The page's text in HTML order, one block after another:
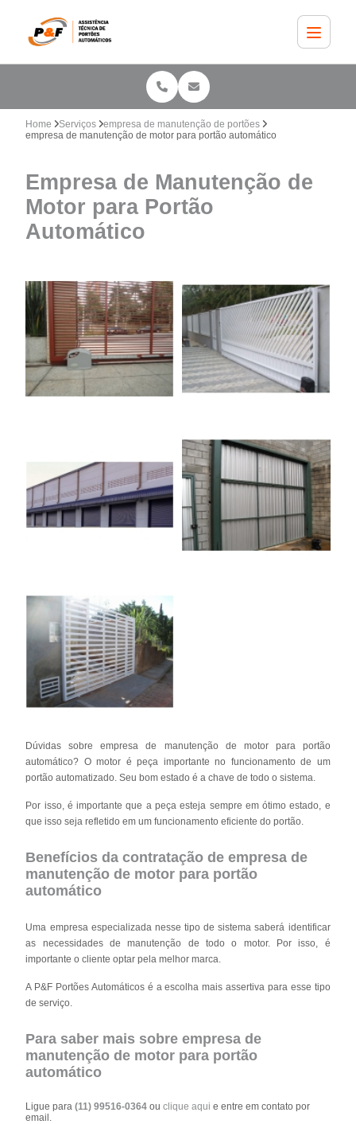
Home Serviços
empresa de manutenção de portões
empresa de manutenção de motor para portão automático
Empresa de Manutenção de
Motor para Portão
Automático
Dúvidas sobre empresa de manutenção de motor para portão
automático? O motor é peça importante no funcionamento de um
portão automatizado. Seu bom estado é a chave de todo o sistema.
Por isso, é importante que a peça esteja sempre em ótimo estado, e
que isso seja refletido em um funcionamento eficiente do portão.
Benefícios da contratação de empresa de
manutenção de motor para portão
automático
Uma empresa especializada nesse tipo de sistema saberá identificar
as necessidades de manutenção de todo o motor. Por isso, é
importante o cliente optar pela melhor marca.
A P&F Portões Automáticos é a escolha mais assertiva para esse tipo
de serviço.
Para saber mais sobre empresa de
manutenção de motor para portão
automático
Ligue para(11) 99516-0364ouclique aqui e entre em contato por
email.